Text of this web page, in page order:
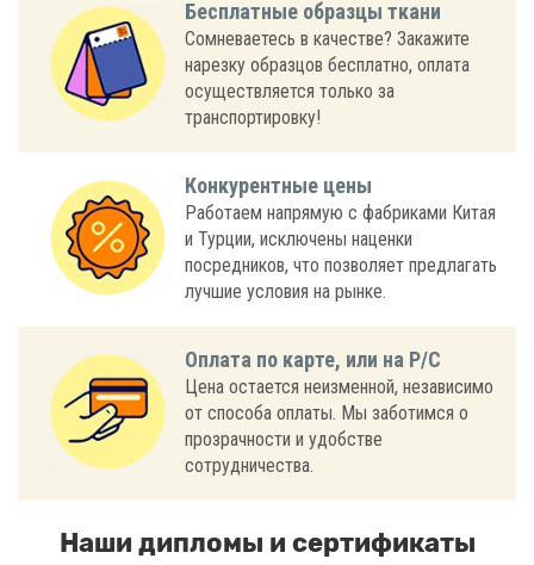
Бесплатные образцы ткани
Сомневаетесь в качестве? Закажите
нарезку образцов бесплатно, оплата
осуществляется только за
транспортировку!
Конкурентные цены
Работаем напрямую с фабриками Китая
и Турции, исключены наценки
посредников, что позволяет предлагать
лучшие условия на рынке.
Оплата по карте, или на Р/С
Цена остается неизменной, независимо
от способа оплаты. Мы заботимся о
прозрачности и удобстве
сотрудничества.
Наши дипломы и сертификаты